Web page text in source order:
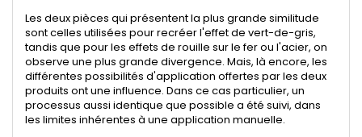
Les deux pièces qui présentent la plus grande similitude
sont celles utilisées pour recréer l'effet de vert-de-gris,
tandis que pour les effets de rouille sur le fer ou l'acier, on
observe une plus grande divergence. Mais, là encore, les
différentes possibilités d'application offertes par les deux
produits ont une influence. Dans ce cas particulier, un
processus aussi identique que possible a été suivi, dans
les limites inhérentes à une application manuelle.